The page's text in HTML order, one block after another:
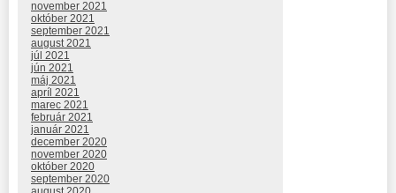
november 2021
október 2021
september 2021
august 2021
júl 2021
jún 2021
máj 2021
apríl 2021
marec 2021
február 2021
január 2021
december 2020
november 2020
október 2020
september 2020